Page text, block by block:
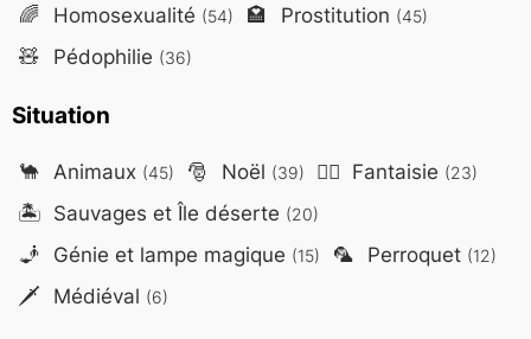
🌈 Homosexualité (54) 🏩 Prostitution (45)
🧸 Pédophilie (36)
Situation
🐪 Animaux (45) 🎅 Noël (39) 🧙‍♂️ Fantaisie (23)
🏝️ Sauvages et Île déserte (20)
🧞 Génie et lampe magique (15) 🦜 Perroquet (12)
🗡️ Médiéval (6)